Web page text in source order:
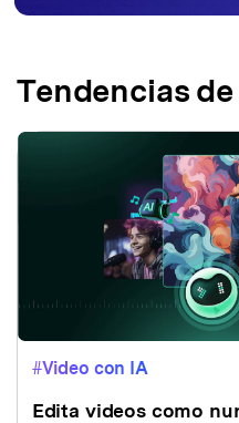
Tendencias
#Video con IA
Edita videos como